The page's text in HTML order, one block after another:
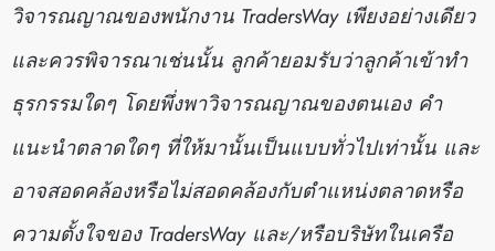
วิจารณญาณของพนักงาน TradersWay เพียงอย่างเดียว
และควรพิจารณาเช่นนั้น ลูกค้ายอมรับว่าลูกค้าเข้าทำ
ธุรกรรมใดๆ โดยพึ่งพาวิจารณญาณของตนเอง คำ
แนะนำตลาดใดๆ ที่ให้มานั้นเป็นแบบทั่วไปเท่านั้น และ
อาจสอดคล้องหรือไม่สอดคล้องกับตำแหน่งตลาดหรือ
ความตั้งใจของ TradersWay และ/หรือบริษัทในเครือ